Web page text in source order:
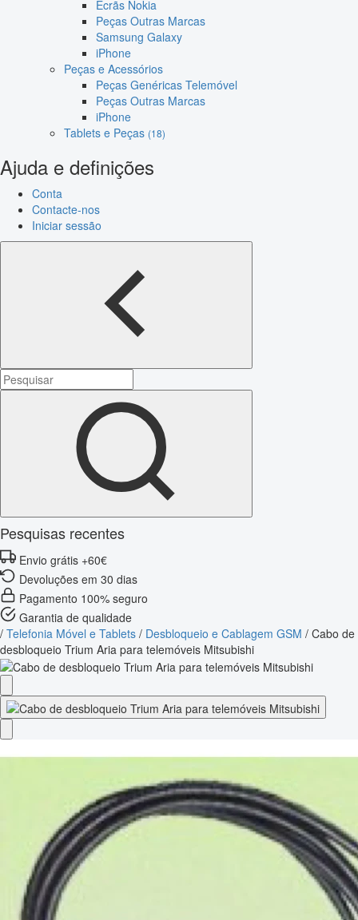
Ecrãs Nokia
Peças Outras Marcas
Samsung Galaxy
iPhone
Peças e Acessórios
Peças Genéricas Telemóvel
Peças Outras Marcas
iPhone
Tablets e Peças (18)
Ajuda e definições
Conta
Contacte-nos
Iniciar sessão
Pesquisas recentes
Envio grátis +60€
Devoluções em 30 dias
Pagamento 100% seguro
Garantia de qualidade
/ Telefonia Móvel e Tablets / Desbloqueio e Cablagem GSM / Cabo de
desbloqueio Trium Aria para telemóveis Mitsubishi